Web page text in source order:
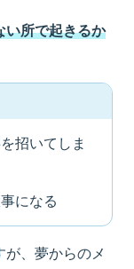
い所で起きるか
招いてしま
になる
、夢からのメ